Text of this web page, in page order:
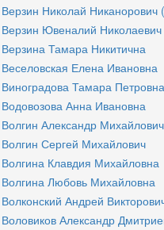
Верзин Николай Никанорович
Верзин Ювеналий Николаевич
Верзина Тамара Никитична
Веселовская Елена Ивановна
Виноградова Тамара Петровна
Водовозова Анна Ивановна
Волгин Александр Михайлович
Волгин Сергей Михайлович
Волгина Клавдия Михайловна
Волгина Любовь Михайловна
Волконский Андрей
Воловиков Александр